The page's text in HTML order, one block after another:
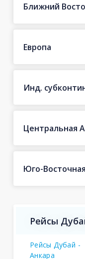
Ближний
Европа
Инд.
Центральная
Юго-
Рейсы
Рейсы Дубай -
Анкара